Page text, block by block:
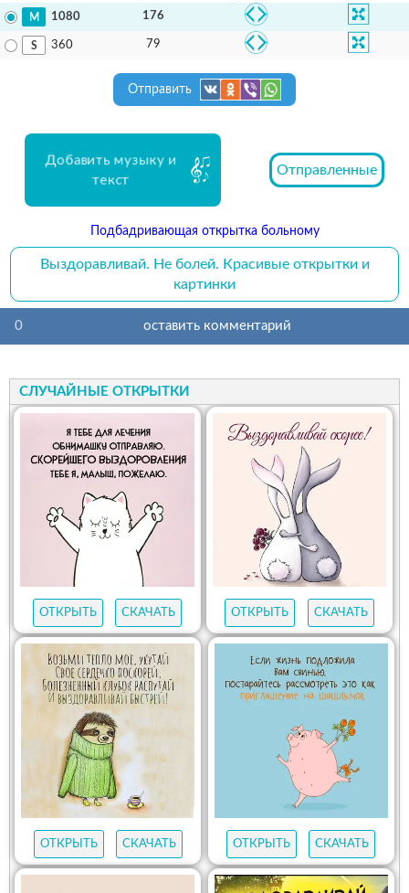
1080 176
360 79
Отправить
Добавить музыку и
текст
Отправленные
Подбадривающая открытка больному
Выздоравливай. Не болей. Красивые открытки и
картинки
0 оставить комментарий
СЛУЧАЙНЫЕ ОТКРЫТКИ
ОТКРЫТЬ СКАЧАТЬ ОТКРЫТЬ СКАЧАТЬ
ОТКРЫТЬ СКАЧАТЬ ОТКРЫТЬ СКАЧАТЬ